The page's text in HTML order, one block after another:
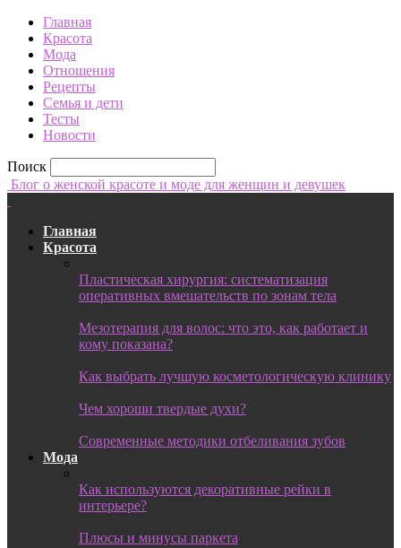
Главная
Красота
Мода
Отношения
Рецепты
Семья и дети
Тесты
Новости
Поиск
Блог о женской красоте и моде для женщин и девушек
Главная
Красота
Пластическая хирургия: систематизация
оперативных вмешательств по зонам тела
Мезотерапия для волос: что это, как работает и
кому показана?
Как выбрать лучшую косметологическую клинику
Чем хороши твердые духи?
Современные методики отбеливания зубов
Мода
Как используются декоративные рейки в
интерьере?
Плюсы и минусы паркета